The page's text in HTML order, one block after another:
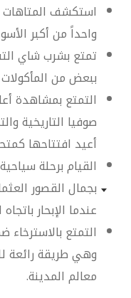
استكشف المتاهات
واحداً من أكبر
تمتع بشرب شاي
ببعض من
التمتع بمشاهدة
صوفيا التاريخية
أعيد افتتاحها
القيام برحلة
بجمال القصور
عندما الإبحار
التمتع
وهي طريقة رائعة
معالم المدينة.